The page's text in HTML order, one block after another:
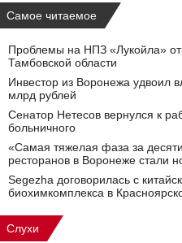
Самое читаемое
Проблемы на НПЗ «Лукойла»
Тамбовской области
Инвестор из Воронежа удвоил
млрд рублей
Сенатор Нетесов вернулся к
больничного
«Самая тяжелая фаза за
ресторанов в Воронеже стали
Segezha договорилась с
биохимкомплекса в
Слухи